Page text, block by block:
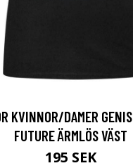
KVINNOR/DAMER
FUTURE ÄRMLÖS VÄST
195 SEK